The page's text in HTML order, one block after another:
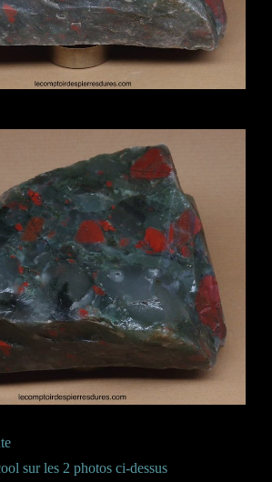
sur les 2 photos ci-dessus